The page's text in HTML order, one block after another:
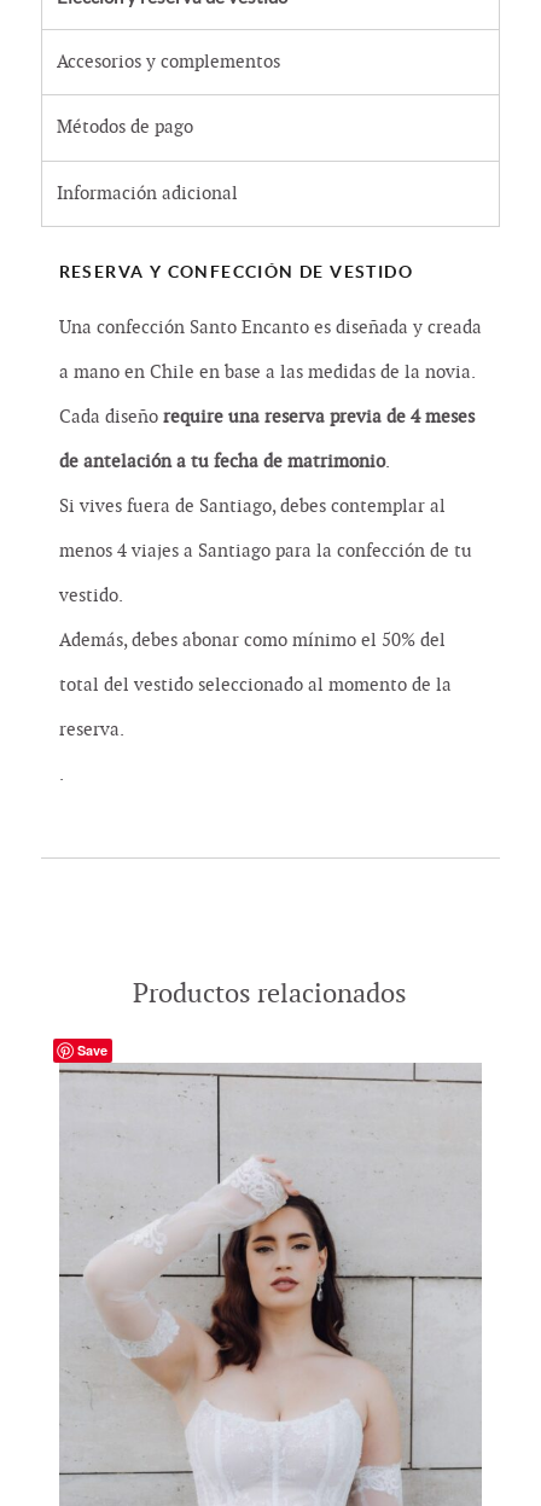
Accesorios y complementos
Métodos de pago
Información adicional
RESERVA Y CONFECCIÓN DE VESTIDO
Una confección Santo Encanto es diseñada y creada
a mano en Chile en base a las medidas de la novia.
Cada diseño require una reserva previa de 4 meses
de antelación a tu fecha de matrimonio.
Si vives fuera de Santiago, debes contemplar al
menos 4 viajes a Santiago para la confección de tu
vestido.
Además, debes abonar como mínimo el 50% del
total del vestido seleccionado al momento de la
reserva.
.
Productos relacionados
Save